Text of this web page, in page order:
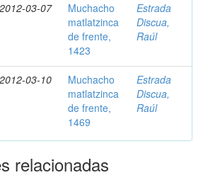
2012-03-07
Muchacho
matlatzinca
de frente,
1423
Estrada
Discua,
Raúl
2012-03-10
Muchacho
matlatzinca
de frente,
1469
Estrada
Discua,
Raúl
relacionadas